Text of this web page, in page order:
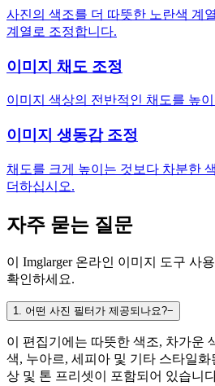
사진의 색조를 더 따뜻한 노란색 계
계열로 조정합니다.
이미지 채도 조정
이미지 색상의 전반적인 채도를 높
이미지 생동감 조정
채도를 크게 높이는 것보다 차분한
더하십시오.
자주 묻는 질문
이 Imglarger 온라인 이미지 도구 사
확인하세요.
1 어떤 사진 필터가 제공되나요?−
이 편집기에는 따뜻한 색조, 차가운
색, 누아르, 세피아 및 기타 스타일
상 및 톤 프리셋이 포함되어 있습니